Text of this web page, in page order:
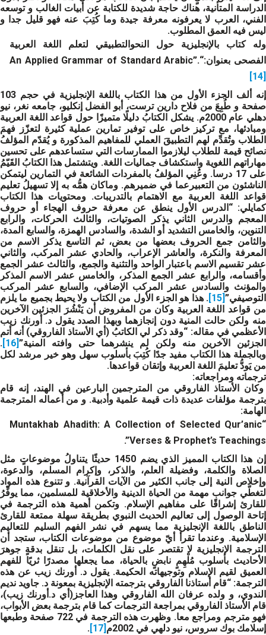
الدراسة المتأنية، هناك حاجة شديدة للكتابة عن أبيات الغالب و توسعه
الفني، العرب لا يعرفونه معرفة جيدة وما كُتِبَ عنه فهو قليل جدا و
ليس فيه العمق المطلوب.
وله كتاب بالإنجليزية حول النحوالتطبيقي لتعلم اللغة العربية
الفصحى بعنوان:“
An Applied Grammar of Standard Arabic”.
[14]
إ
نه ألف الجزء الأول من هذا الكتاب باللغة الإنجليزية في حجم 103
صفحة و طُبِعَ من فلاح دارين ترست، أبو الفضل إنكليو، جامعه نغر، نيو
دهلي عام 2000م. يشكل الكتابُ دليلًا متميزًا حول قواعد اللغة العربية
ومبادئها، مع تركيز خاص على توفير تمارين عملية كثيرة لتعزّز فهمَ
الطلاب وتُقدِّم لهم التطبيقَ العملي للمفاهيم المذكورة و يُقدّم المؤلفُ
نصائح قيمة للطلاب ليلازموا الممارسات التي ستساعدهم على تحسين
مهاراتهم اللغوية واستكشاف جماليات اللغة. ويتشتمل هذا الكتابُ القَيّمُ
على 17 درسا. وعُنِي المؤلفُ بالمفردات الشائعة في التمارين ليتمكن
الناشئون من التعبيرعما في ضميرهم. وماكان همُّه به إلا تسهيلُ تعليم
قواعد اللغة العربية مع الاهتمام بالتدريبات. ومحتويات هذا الكتاب
كمايلي: “الدرس الأول ينطق عن معرفة حروف الهجاء أو حروف
المعجم والدرس الثاني يذكر الصوتيات، والثالث الحركات، والرابع
التنوين، والخامس التشديد أو الشدة، والسادس الهمزة، والسابع المدة،
والثامن جمع الحروف بعضها من بعض، ثم التاسع يذكر الاسم من
المعرفة والنكرة، والعاشر الإعراب، والحادي عشر المركب، والثاني
عشر تقسيم الاسم باعتبار الواحد والتثنية والجمع، والثالث عشر الجمع
وأقسامه، والرابع عشر الجمع المذكر، والخامس عشر الاسم المذكر
والمؤنث والسادس عشر المركب الإضافي، والسابع عشر المركب
التوصيفي”
. هذا هو الجزء الأول من الكتاب ولا يحيط بجميع ما يلزم
من قواعد اللغة العربية وكان من المفروض أن يَنْشُرَ الجزئين الآخرين
منه ولكن حالت المنية دون إنجازهما وبهذا الصدد يقول د. أورنك زيب
الأعظمي في مقاله: “وقد ذكر لي الكاتبُ (أي الأستاذ الفاروقي) أنه أتم
الجزئين الآخرين منه ولكن لم ينشرهما حتى وافته المنية”
.
وبالجملة هذا الكتاب مفيد جدًا كُتِبَ بأسلوب سهل وهو خير مرشد لكل
من يَودُّ تعليمَ اللغة العربية وإتقان قواعدها.
ترجماته ومراجعاته:
وكان الأستاذ الفاروقي من المترجمين البارعين في الهند، إنه قام
بترجمة مؤلفات عديدة ذات قيمة علمية وأدبية. و من أعماله المترجمة
الهامة:
“Muntakhab Ahadith: A Collection of Selected Qur’anic
Verses & Prophet’s Teachings”.
إن هذا الكتاب المميز الذي يضم 1450 حديثًا يتناولُ موضوعاتٍ مثل
الصلاة والكلمة، وفضيلة العلم، والذكر، وإكرام المسلم، والدعوة،
وإخلاص النية إلى جانب الكثير من الآيات القرآنية. و تتنوع هذه المواد
لتغطّي جوانب مهمة من الحياة الدينية والأخلاقية للمسلمين، مما يوفِّرُ
للقارئ إشراقًا على مفاهيم الإسلام. وتكمن أهمية هذه الترجمة في
إتاحة الوصول إلى تعاليم الحديث النبوي بطريقة سهلة ممتعة للقارئ
الناطق باللغة الإنجليزية مما يسهم في نشر الفهم السليم للتعاليم
الإسلامية. وعندما تقرأ أيّ موضوع من موضوعات الكتاب، ستجد أن
الترجمة الإنجليزية لا تقتصر على نقل الكلمات، بل تنقل بدقةٍ جوهرَ
الأحاديث بأسلوب مُلْهِمٍ نابضٍ بالحياة، مما يجعلها مصدرًا ثريًا للفهم
العميق لقيم الإسلام وتوجيهاته الحكيمة. يقول د. أورنك زيب عن هذه
الترجمة: “قام أستاذنا الفاروقي بترجمته الإنجليزية بمعونة د. جاويد نديم
الندوي، و ولده عرفان الله الفاروقي وهذا العاجز(أي د.أورنك زيب)،
قام الأستاذ الفاروقي بمراجعة الترجمات كما قام بترجمة بعض الأبواب،
فهو مترجم ومراجع معا. وظهرت هذه الترجمة في 722 صفحة وطبعها
إسلامك بوك سروس، نيو دلهي في 2002م
.